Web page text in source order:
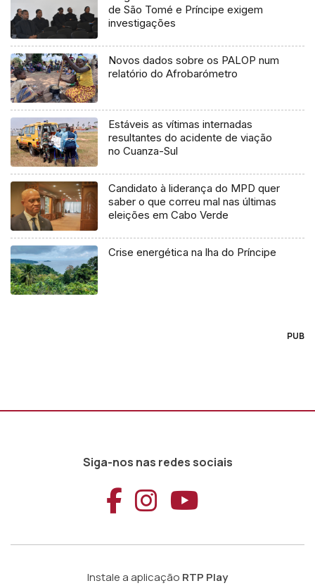
de São Tomé e Príncipe exigem
investigações
Novos dados sobre os PALOP num
relatório do Afrobarómetro
Estáveis as vítimas internadas
resultantes do acidente de viação
no Cuanza-Sul
Candidato à liderança do MPD quer
saber o que correu mal nas últimas
eleições em Cabo Verde
Crise energética na lha do Príncipe
PUB
Siga-nos nas redes sociais
Aceder ao
Aceder ao
Aceder
Instale a aplicação RTP Play